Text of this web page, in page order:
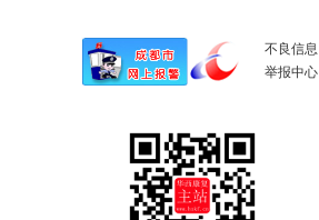
不良信息
举报中心